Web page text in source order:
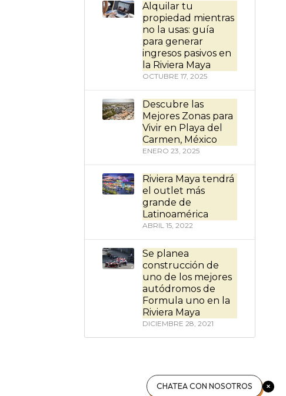
Alquilar tu
propiedad mientras
no la usas: guía
para generar
ingresos pasivos en
la Riviera Maya
OCTUBRE 17, 2025
Descubre las
Mejores Zonas para
Vivir en Playa del
Carmen, México
ENERO 23, 2025
Riviera Maya tendrá
el outlet más
grande de
Latinoamérica
ABRIL 15, 2022
Se planea
construcción de
uno de los mejores
autódromos de
Formula uno en la
Riviera Maya
DICIEMBRE 28, 2021
CHATEA CON NOSOTROS